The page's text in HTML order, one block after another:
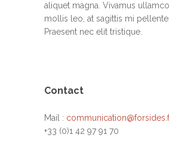
aliquet magna. Vivamus
mollis leo, at sagittis mi
Praesent nec elit tristique.
Contact
Mail :
+33 (0)1 42 97 91 70